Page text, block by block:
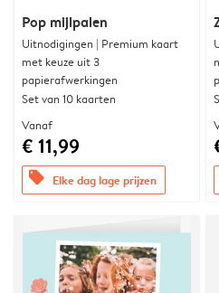
Pop mijlpalen
Uitnodigingen | Premium kaart
met keuze uit 3
papierafwerkingen
Set van 10 kaarten
Vanaf
€ 11,99
offers Elke dag lage prijzen